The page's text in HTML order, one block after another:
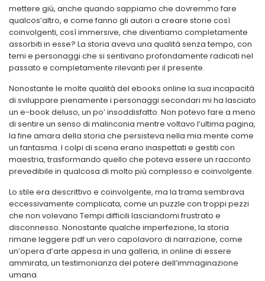
mettere giù, anche quando sappiamo che dovremmo fare
qualcos’altro, e come fanno gli autori a creare storie così
coinvolgenti, così immersive, che diventiamo completamente
assorbiti in esse? La storia aveva una qualità senza tempo, con
temi e personaggi che si sentivano profondamente radicati nel
passato e completamente rilevanti per il presente.
Nonostante le molte qualità del ebooks online la sua incapacità
di sviluppare pienamente i personaggi secondari mi ha lasciato
un e-book deluso, un po’ insoddisfatto. Non potevo fare a meno
di sentire un senso di malinconia mentre voltavo l’ultima pagina,
la fine amara della storia che persisteva nella mia mente come
un fantasma. I colpi di scena erano inaspettati e gestiti con
maestria, trasformando quello che poteva essere un racconto
prevedibile in qualcosa di molto più complesso e coinvolgente.
Lo stile era descrittivo e coinvolgente, ma la trama sembrava
eccessivamente complicata, come un puzzle con troppi pezzi
che non volevano Tempi difficili lasciandomi frustrato e
disconnesso. Nonostante qualche imperfezione, la storia
rimane leggere pdf un vero capolavoro di narrazione, come
un’opera d’arte appesa in una galleria, in online di essere
ammirata, un testimonianza del potere dell’immaginazione
umana.